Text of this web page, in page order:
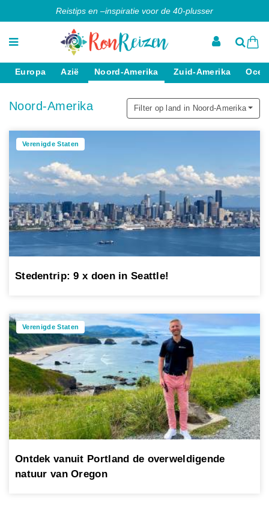
Reistips en –inspiratie voor de 40-plusser
Europa Azië Noord-Amerika Zuid-Amerika
Noord-Amerika Filter op land in Noord-Amerika
Verenigde Staten
Stedentrip: 9 x doen in Seattle!
Verenigde Staten
Ontdek vanuit Portland de overweldigende
natuur van Oregon